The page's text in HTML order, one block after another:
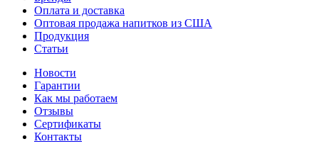
Оплата и доставка
Оптовая продажа напитков из США
Продукция
Статьи
Новости
Гарантии
Как мы работаем
Отзывы
Сертификаты
Контакты